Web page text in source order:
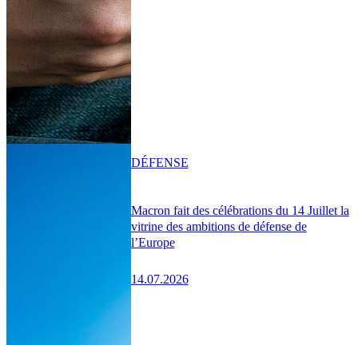
Macron fait des célébrations du 14 Juillet la
vitrine des ambitions de défense de
l’Europe
14.07.2026
DÉFENSE